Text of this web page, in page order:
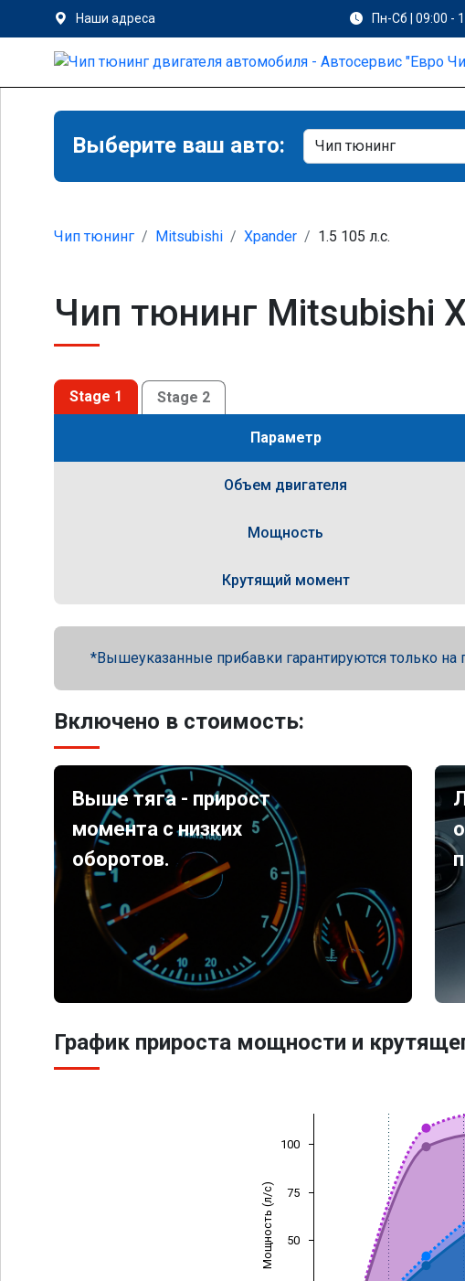
Наши адреса Пн-Сб | 09:00 -
Выберите ваш авто:
Чип тюнинг Mitsubishi Xpander 1.5 105 л.с.
Чип тюнинг Mitsubishi
Stage 1 Stage 2
Параметр
Объем двигателя
Мощность
Крутящий момент
Вышеуказанные прибавки гарантируются только
Включено в стоимость:
Выше тяга - прирост
момента с низких
оборотов.
График прироста мощности и
Мощность (л/с) 50
75
100